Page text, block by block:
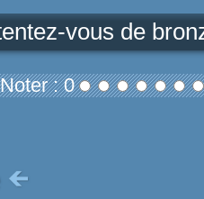
vous de
Noter : 0